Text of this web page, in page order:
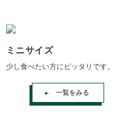
ミニサイズ
少し食べたい方にピッタリです。
一覧をみる